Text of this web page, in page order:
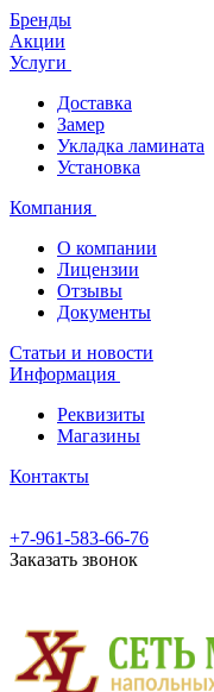
Бренды
Акции
Услуги
Доставка
Замер
Укладка ламината
Установка
Компания
О компании
Лицензии
Отзывы
Документы
Статьи и новости
Информация
Реквизиты
Магазины
Контакты
+7-961-583-66-76
Заказать звонок